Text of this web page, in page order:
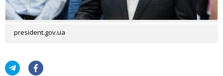
president.gov.ua